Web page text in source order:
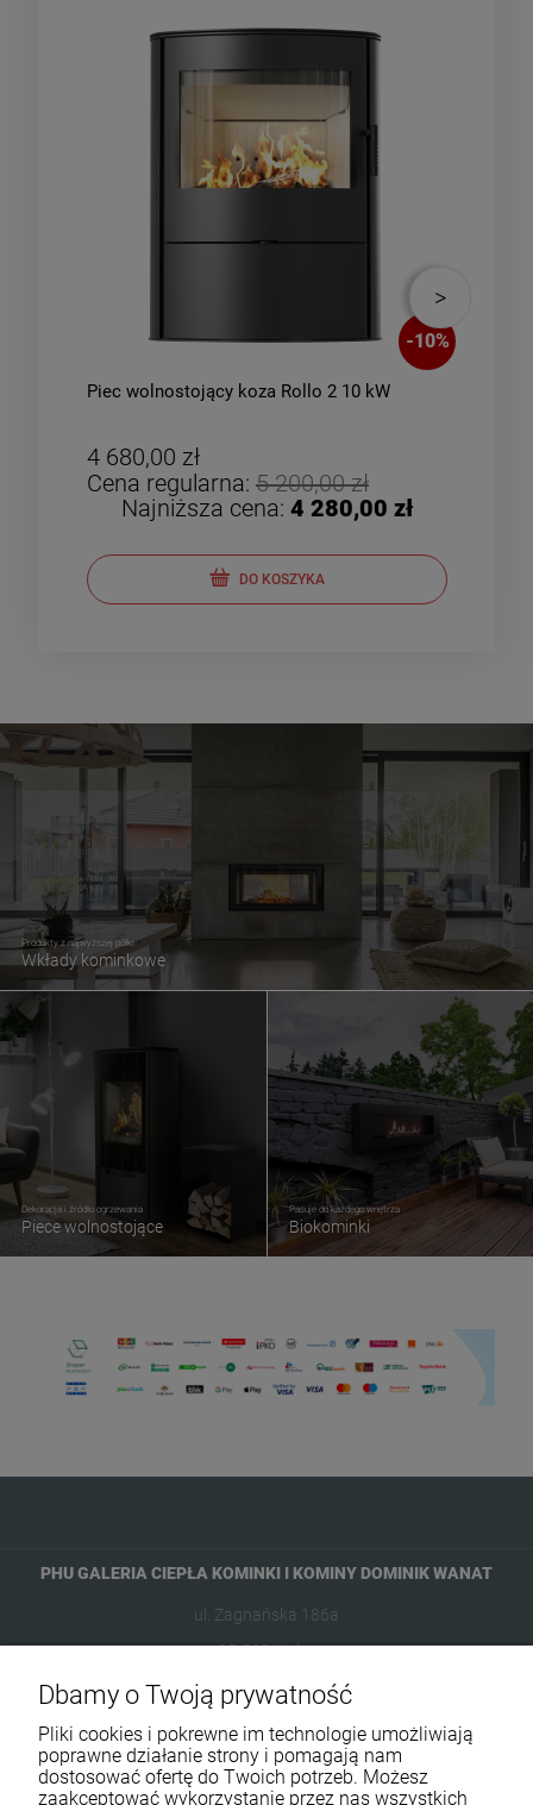
-10%
Piec wolnostojący koza Rollo 2 10 kW
4 680,00 zł
Cena regularna: 5 200,00 zł
Najniższa cena: 4 280,00 zł
DO KOSZYKA
Produkty z najwyższej półki
Wkłady kominkowe
Dekoracja i źródło ogrzewania
Piece wolnostojące
Pasuje do każdego wnętrza
Biokominki
PHU GALERIA CIEPŁA KOMINKI I KOMINY DOMINIK WANAT
ul. Zagnańska 186a
25-563 Kielce
601954074
biuro@ikominki.pl
Dbamy o Twoją prywatność
Pliki cookies i pokrewne im technologie umożliwiają
poprawne działanie strony i pomagają nam
dostosować ofertę do Twoich potrzeb. Możesz
zaakceptować wykorzystanie przez nas wszystkich